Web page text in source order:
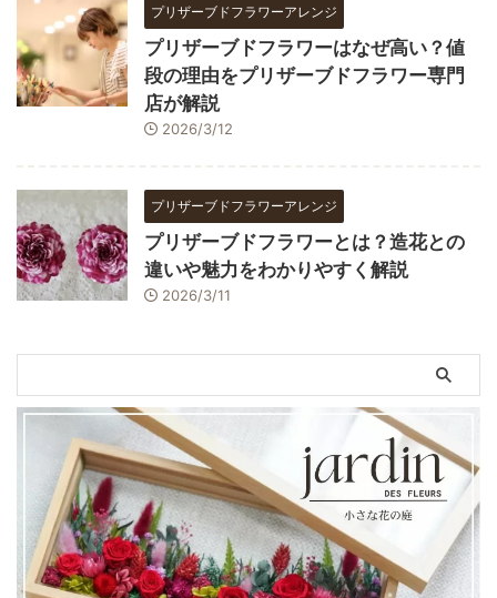
プリザーブドフラワーアレンジ
プリザーブドフラワーはなぜ高い？値
段の理由をプリザーブドフラワー専門
店が解説
2026/3/12
プリザーブドフラワーアレンジ
プリザーブドフラワーとは？造花との
違いや魅力をわかりやすく解説
2026/3/11